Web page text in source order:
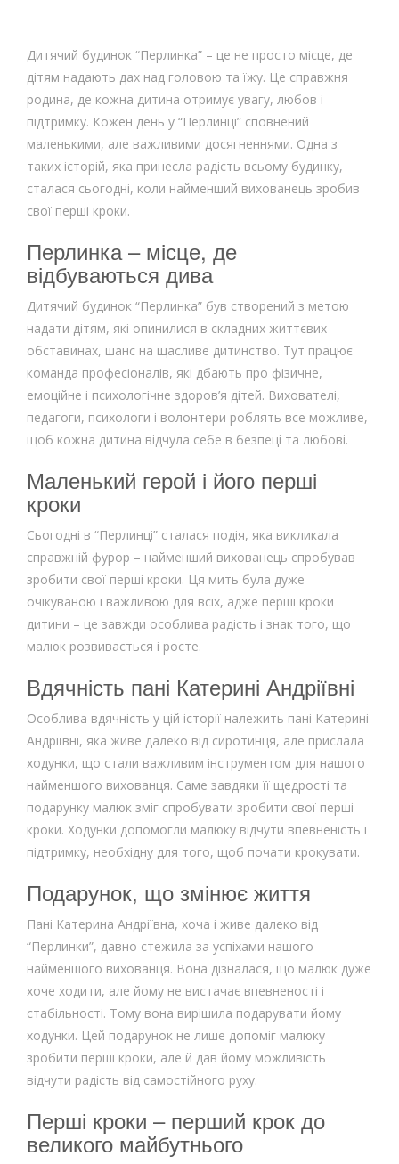
Дитячий будинок “Перлинка” – це не просто місце, де
дітям надають дах над головою та їжу. Це справжня
родина, де кожна дитина отримує увагу, любов і
підтримку. Кожен день у “Перлинці” сповнений
маленькими, але важливими досягненнями. Одна з
таких історій, яка принесла радість всьому будинку,
сталася сьогодні, коли найменший вихованець зробив
свої перші кроки.
Перлинка – місце, де
відбуваються дива
Дитячий будинок “Перлинка” був створений з метою
надати дітям, які опинилися в складних життєвих
обставинах, шанс на щасливе дитинство. Тут працює
команда професіоналів, які дбають про фізичне,
емоційне і психологічне здоров’я дітей. Вихователі,
педагоги, психологи і волонтери роблять все можливе,
щоб кожна дитина відчула себе в безпеці та любові.
Маленький герой і його перші
кроки
Сьогодні в “Перлинці” сталася подія, яка викликала
справжній фурор – найменший вихованець спробував
зробити свої перші кроки. Ця мить була дуже
очікуваною і важливою для всіх, адже перші кроки
дитини – це завжди особлива радість і знак того, що
малюк розвивається і росте.
Вдячність пані Катерині Андріївні
Особлива вдячність у цій історії належить пані Катерині
Андріївні, яка живе далеко від сиротинця, але прислала
ходунки, що стали важливим інструментом для нашого
найменшого вихованця. Саме завдяки її щедрості та
подарунку малюк зміг спробувати зробити свої перші
кроки. Ходунки допомогли малюку відчути впевненість і
підтримку, необхідну для того, щоб почати крокувати.
Подарунок, що змінює життя
Пані Катерина Андріївна, хоча і живе далеко від
“Перлинки”, давно стежила за успіхами нашого
найменшого вихованця. Вона дізналася, що малюк дуже
хоче ходити, але йому не вистачає впевненості і
стабільності. Тому вона вирішила подарувати йому
ходунки. Цей подарунок не лише допоміг малюку
зробити перші кроки, але й дав йому можливість
відчути радість від самостійного руху.
Перші кроки – перший крок до
великого майбутнього